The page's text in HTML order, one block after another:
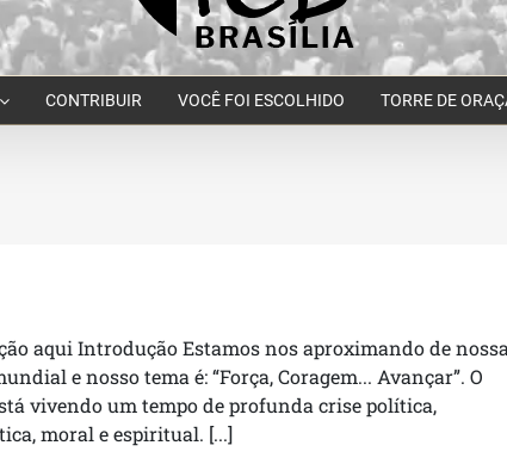
CONTRIBUIR VOCÊ FOI ESCOLHIDO TORRE DE
aqui Introdução Estamos nos aproximando de nossa
e nosso tema é: “Força, Coragem... Avançar”. O
vivendo um tempo de profunda crise política,
moral e espiritual. [...]